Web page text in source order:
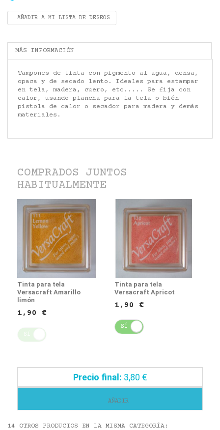
AÑADIR A MI LISTA DE DESEOS
MÁS INFORMACIÓN
Tampones de tinta con pigmento al agua, densa,
opaca y de secado lento. Ideales para estampar
en tela, madera, cuero, etc..... Se fija con
calor, usando plancha para la tela o bién
pistola de calor o secador para madera y demás
materiales.
COMPRADOS JUNTOS
HABITUALMENTE
Tinta para tela
Versacraft Amarillo
limón
1,90 €
SÍ
Tinta para tela
Versacraft Apricot
1,90 €
SÍ
Precio final: 3,80 €
AÑADIR
14 OTROS PRODUCTOS EN LA MISMA CATEGORÍA: